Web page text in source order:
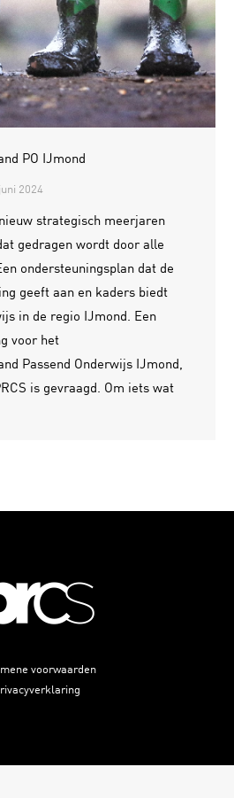
PO IJmond
2024
strategisch meerjaren
gedragen wordt door alle
ondersteuningsplan dat de
geeft aan en kaders biedt
in de regio IJmond. Een
voor het
Passend Onderwijs IJmond,
is gevraagd. Om iets wat
voorwaarden